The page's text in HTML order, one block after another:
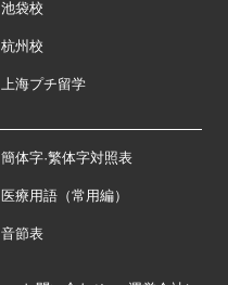
池袋校
杭州校
上海プチ留学
簡体字·繁体字対照表
医療用語（常用編）
音節表